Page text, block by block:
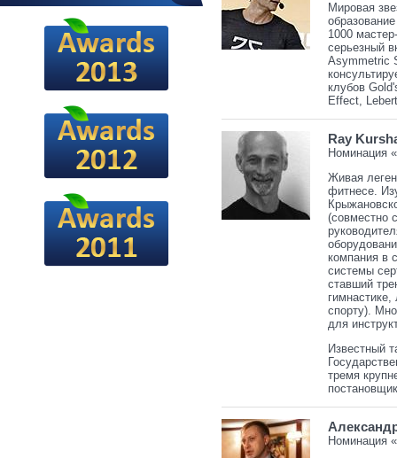
Мировая
1000
серьезный
Asymmetric
клубов
Effect,
Ray
Номинация
Живая
фитнесе.
(совместно
компания в
системы
ставший
спорту).
для
Известный
тремя
Номинация